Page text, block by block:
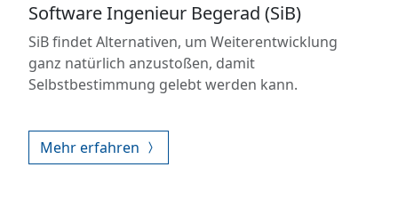
Software Ingenieur Begerad (SiB)
SiB findet Alternativen, um Weiterentwicklung
ganz natürlich anzustoßen, damit
Selbstbestimmung gelebt werden kann.
Mehr erfahren